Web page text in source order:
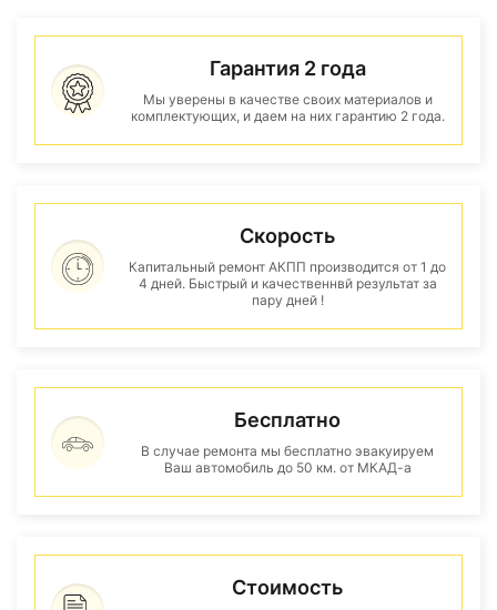
Гарантия 2 года
Мы уверены в качестве своих материалов и
комплектующих, и даем на них гарантию 2 года.
Скорость
Капитальный ремонт АКПП производится от 1 до
4 дней. Быстрый и качественнвй результат за
пару дней !
Бесплатно
В случае ремонта мы бесплатно эвакуируем
Ваш автомобиль до 50 км. от МКАД-а
Стоимость